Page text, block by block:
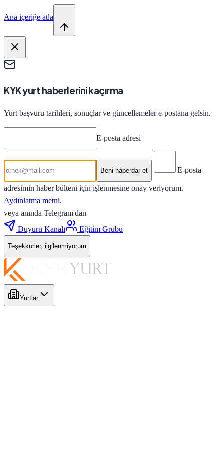
Ana içeriğe atla
KYK yurt haberlerini kaçırma
Yurt başvuru tarihleri, sonuçlar ve güncellemeler e-postana gelsin.
E-posta adresi
Beni haberdar et E-posta
adresimin haber bülteni için işlenmesine onay veriyorum.
Aydınlatma metni.
veya anında Telegram'dan
Duyuru Kanalı
Eğitim Grubu
Teşekkürler, ilgilenmiyorum
Yurtlar